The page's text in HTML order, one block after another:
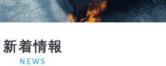
新着情報
NEWS